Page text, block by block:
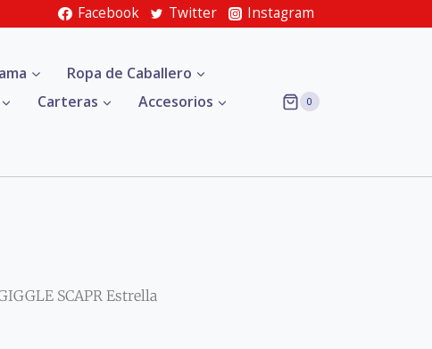
Facebook Twitter Instagram
Ropa de Caballero
Carteras
Accesorios
0
SCAPR Estrella